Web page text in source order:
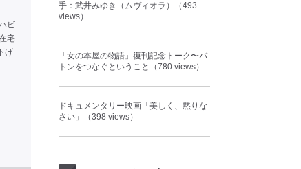
ビ
宅
げ
手：武井みゆき（ムヴィオラ）（493
views）
「女の本屋の物語」復刊記念トーク〜バ
トンをつなぐということ（780 views）
ドキュメンタリー映画「美しく、黙りな
さい」（398 views）